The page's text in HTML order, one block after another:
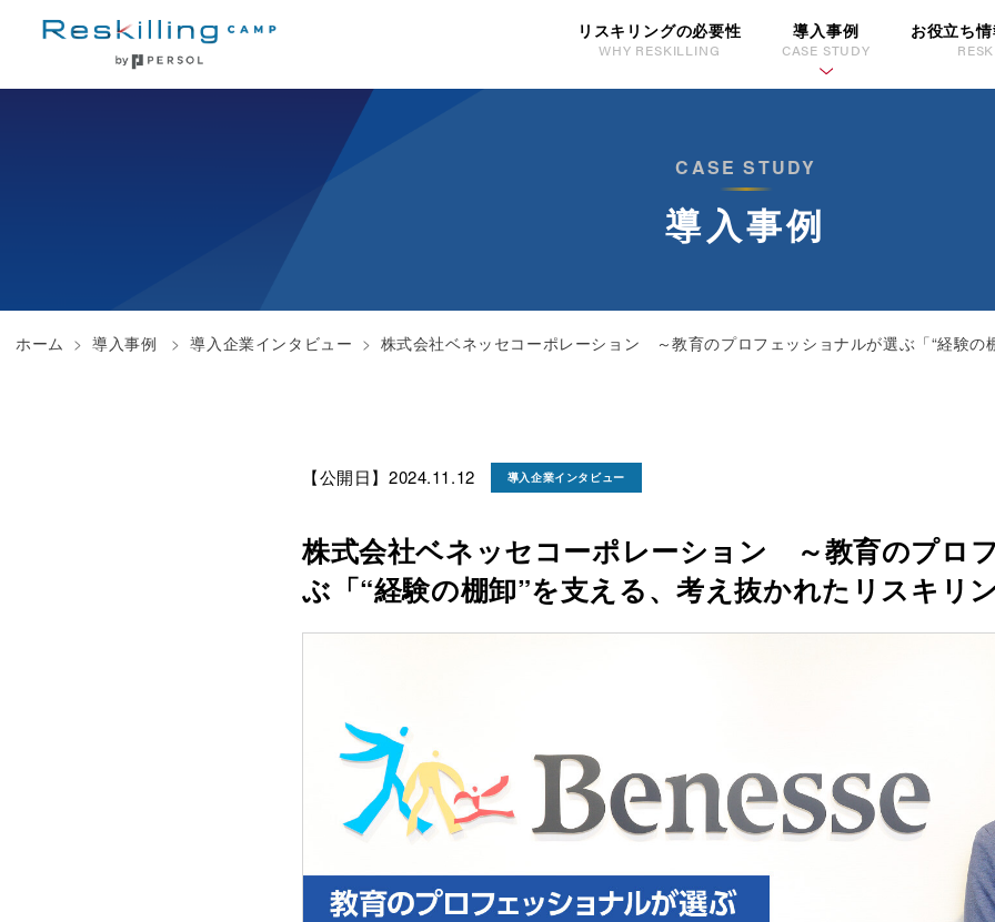
リスキリングの必要性
WHY RESKILLING
導入事例
CASE STUDY
お役立ち
CASE STUDY
導入事例
ホーム 導入事例 導入企業インタビュー 株式会社ベネッセコーポレーション ～教育のプロフェッショナルが選ぶ「“経験
【公開日】2024.11.12 導入企業インタビュー
株式会社ベネッセコーポレーション ～教育のプロ
ぶ「“経験の棚卸”を支える、考え抜かれたリスキリ